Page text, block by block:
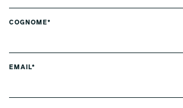
COGNOME*
EMAIL*